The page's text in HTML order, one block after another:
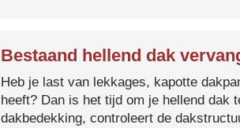
Bestaand hellend dak
Heb je last van lekkages, kapotte
heeft? Dan is het tijd om je hellend dak
dakbedekking, controleert de